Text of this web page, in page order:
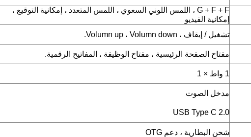
G + F + F ، اللمس اللوني السعوي ، اللمس المتعدد ، إمكانية التوقيع ،
إمكانية الفيديو
تشغيل / إيقاف ، Volumn up ، Volumn down.
مفتاح الصفحة الرئيسية ، مفتاح الوظيفة ، المفاتيح الرقمية.
1 واط × 1
مدخل الصوت
USB Type C 2.0
شحن البطارية ، دعم OTG